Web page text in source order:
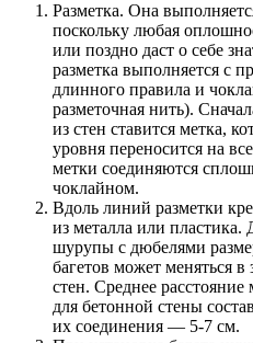
Разметка. Она
поскольку любая
или поздно даст о себе
разметка выполняется с
длинного правила и
разметочная нить).
из стен ставится метка,
уровня переносится на
метки соединяются
чоклайном.
Вдоль линий разметки
из металла или пластика.
шурупы с дюбелями
багетов может меняться
стен. Среднее
для бетонной стены
их соединения — 5-7 см.